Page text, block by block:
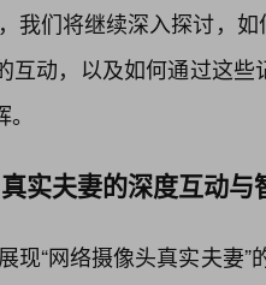
我们将继续深入探讨，
互动，以及如何通过这
实夫妻的深度互动与
现“网络摄像头真实夫妻